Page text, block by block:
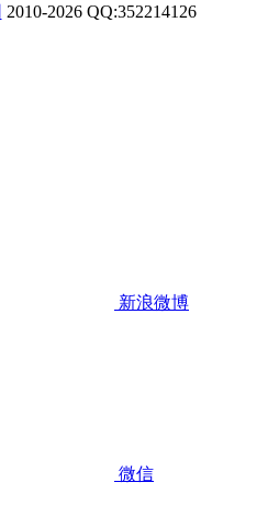
2010-2026 QQ:352214126
新浪微博
微信